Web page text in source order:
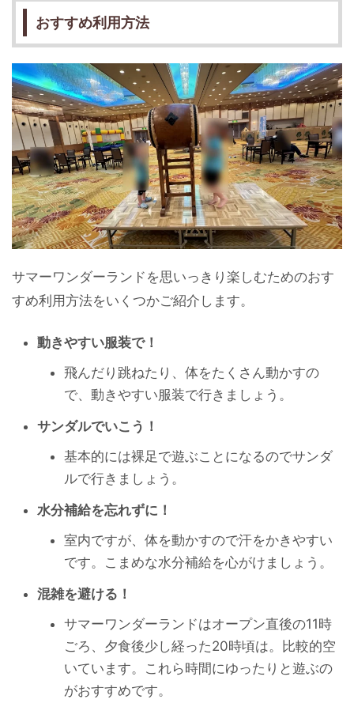
おすすめ利用方法
サマーワンダーランドを思いっきり楽しむためのおす
すめ利用方法をいくつかご紹介します。
動きやすい服装で！
飛んだり跳ねたり、体をたくさん動かすの
で、動きやすい服装で行きましょう。
サンダルでいこう！
基本的には裸足で遊ぶことになるのでサンダ
ルで行きましょう。
水分補給を忘れずに！
室内ですが、体を動かすので汗をかきやすい
です。こまめな水分補給を心がけましょう。
混雑を避ける！
サマーワンダーランドはオープン直後の11時
ごろ、夕食後少し経った20時頃は。比較的空
いています。これら時間にゆったりと遊ぶの
がおすすめです。